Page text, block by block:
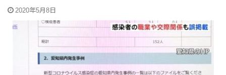
2020年5月8日